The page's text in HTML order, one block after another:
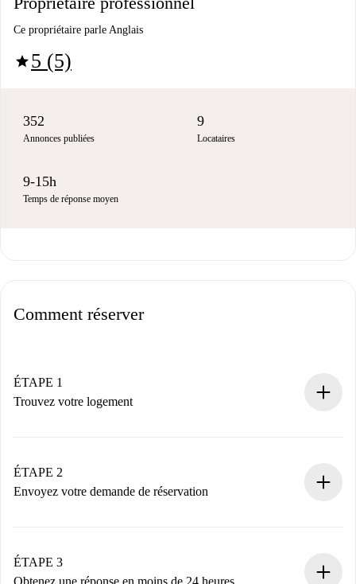
Ce propriétaire parle Anglais
star5 (5)
352
Annonces publiées
9
Locataires
9-15h
Temps de réponse moyen
Comment réserver
ÉTAPE 1
Trouvez votre logement
Vous disposez à l’avance de toutes les informations
nécessaires.
ÉTAPE 2
Envoyez votre demande de réservation
Nous ne vous facturerons rien tant que le propriétaire
n’aura pas accepté.
ÉTAPE 3
Obtenez une réponse en moins de 24 heures